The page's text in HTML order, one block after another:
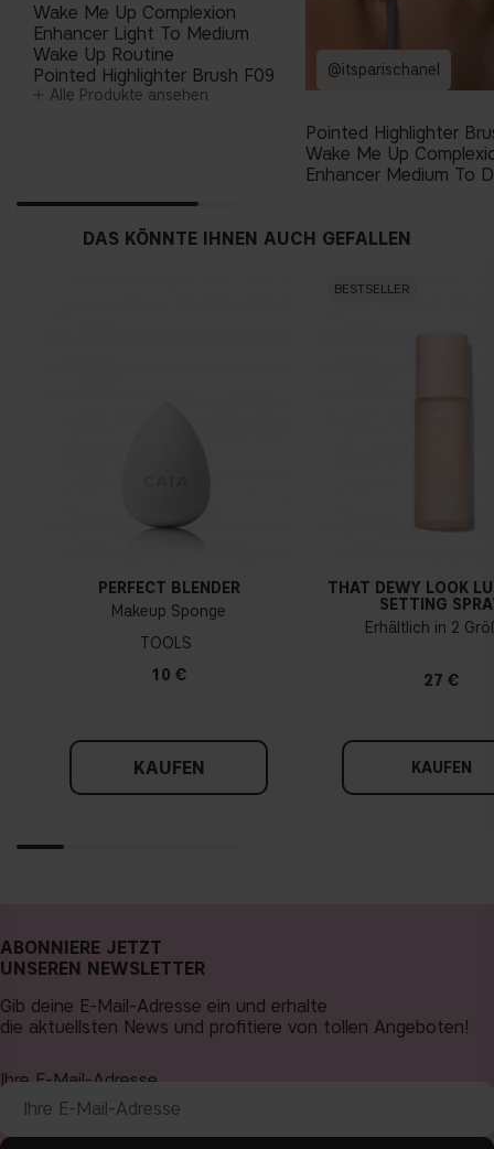
Wake Me Up Complexion
Enhancer Light To Medium
Wake Up Routine
Pointed Highlighter Brush F09
Alle Produkte ansehen
@itsparischanel
Pointed Highlighter
Wake Me Up
Enhancer Medium To
DAS KÖNNTE IHNEN AUCH GEFALLEN
PERFECT BLENDER
Makeup Sponge
TOOLS
10 €
KAUFEN
BESTSELLER
THAT DEWY LOOK
SETTING
Erhältlich in 2
27 €
KAUFEN
ABONNIERE JETZT
UNSEREN NEWSLETTER
Gib deine E-Mail-Adresse ein und erhalte
die aktuellsten News und profitiere von tollen Angeboten!
Ihre E-Mail-Adresse